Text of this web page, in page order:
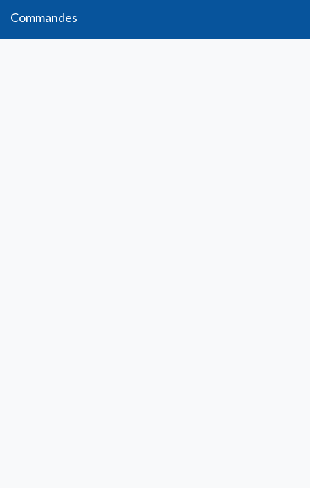
Commande​s
Adresses